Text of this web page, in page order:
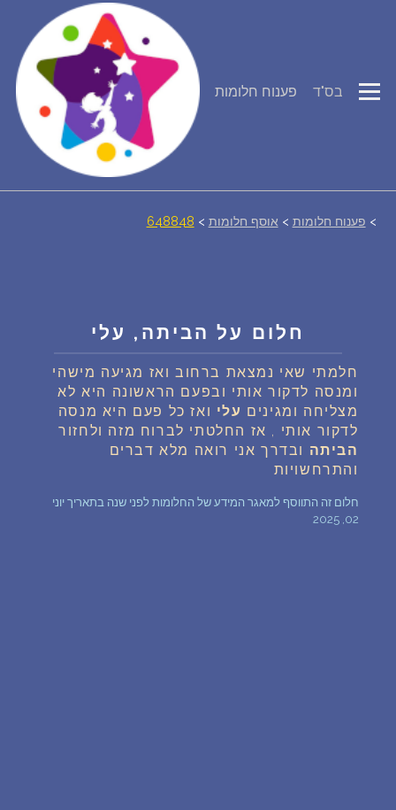
פענוח חלומות בס"ד
אוסף החלומות
רכישת אוצר החלומות$
שאלות נפוצות
פענוח חלום אנושי
עלינו
> פענוח חלומות > אוסף חלומות >
648848
חלום על הביתה, עלי
חלמתי שאי נמצאת ברחוב ואז מגיעה מישהי
ומנסה לדקור אותי ובפעם הראשונה היא לא
מצליחה ומגינים עלי ואז כל פעם היא מנסה
לדקור אותי , אז החלטתי לברוח מזה ולחזור
הביתה ובדרך אני רואה מלא דברים
והתרחשויות
חלום זה התווסף למאגר המידע של החלומות לפני שנה בתאריך יוני
02, 2025